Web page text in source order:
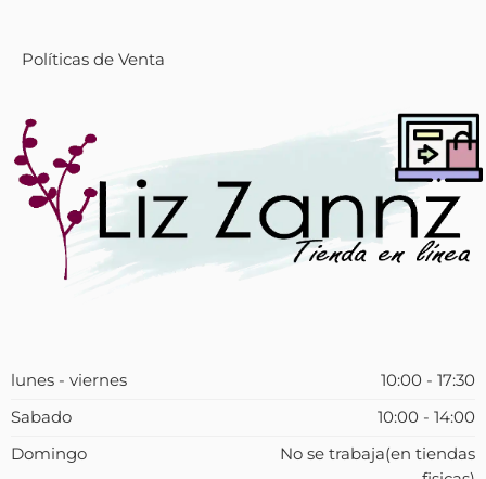
Políticas de Venta
lunes - viernes
10:00 - 17:30
Sabado
10:00 - 14:00
Domingo
No se trabaja(en tiendas